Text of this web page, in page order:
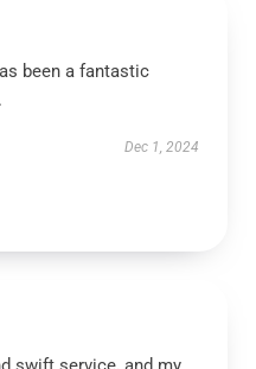
been a fantastic
Dec 1, 2024